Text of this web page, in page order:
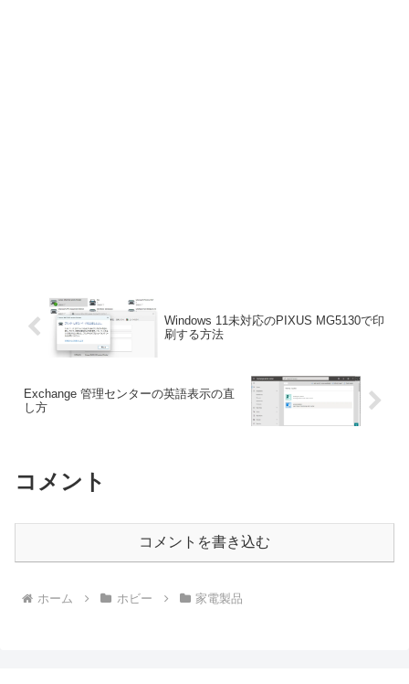
Windows 11未対応のPIXUS MG5130で印
刷する方法
Exchange 管理センターの英語表示の直
し方
コメント
コメントを書き込む
ホーム ホビー 家電製品